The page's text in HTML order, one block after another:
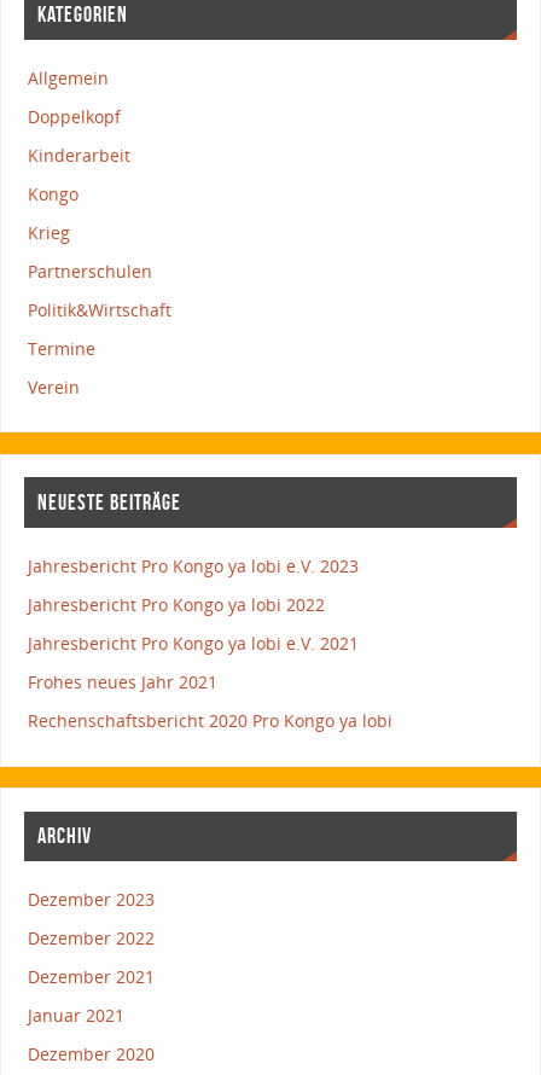
KATEGORIEN
Allgemein
Doppelkopf
Kinderarbeit
Kongo
Krieg
Partnerschulen
Politik&Wirtschaft
Termine
Verein
NEUESTE BEITRÄGE
Jahresbericht Pro Kongo ya lobi e.V. 2023
Jahresbericht Pro Kongo ya lobi 2022
Jahresbericht Pro Kongo ya lobi e.V. 2021
Frohes neues Jahr 2021
Rechenschaftsbericht 2020 Pro Kongo ya lobi
ARCHIV
Dezember 2023
Dezember 2022
Dezember 2021
Januar 2021
Dezember 2020